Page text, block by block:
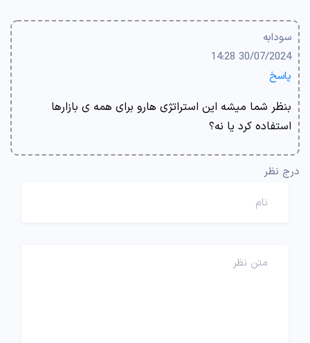
سودابه
30/07/2024 14:28
پاسخ
بنظر شما میشه این استراتژی هارو برای همه ی بازارها
استفاده کرد یا نه؟
درج نظر